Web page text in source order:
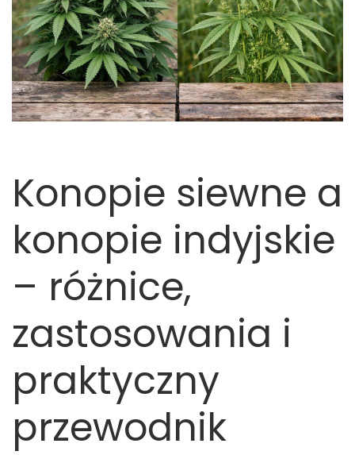
Konopie siewne a
konopie indyjskie
– różnice,
zastosowania i
praktyczny
przewodnik